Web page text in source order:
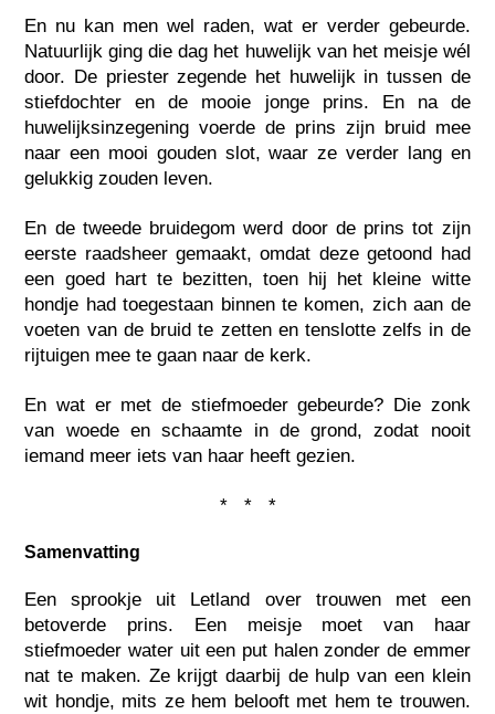
En nu kan men wel raden, wat er verder gebeurde.
Natuurlijk ging die dag het huwelijk van het meisje wél
door. De priester zegende het huwelijk in tussen de
stiefdochter en de mooie jonge prins. En na de
huwelijksinzegening voerde de prins zijn bruid mee
naar een mooi gouden slot, waar ze verder lang en
gelukkig zouden leven.
En de tweede bruidegom werd door de prins tot zijn
eerste raadsheer gemaakt, omdat deze getoond had
een goed hart te bezitten, toen hij het kleine witte
hondje had toegestaan binnen te komen, zich aan de
voeten van de bruid te zetten en tenslotte zelfs in de
rijtuigen mee te gaan naar de kerk.
En wat er met de stiefmoeder gebeurde? Die zonk
van woede en schaamte in de grond, zodat nooit
iemand meer iets van haar heeft gezien.
* * *
Samenvatting
Een sprookje uit Letland over trouwen met een
betoverde prins. Een meisje moet van haar
stiefmoeder water uit een put halen zonder de emmer
nat te maken. Ze krijgt daarbij de hulp van een klein
wit hondje, mits ze hem belooft met hem te trouwen.